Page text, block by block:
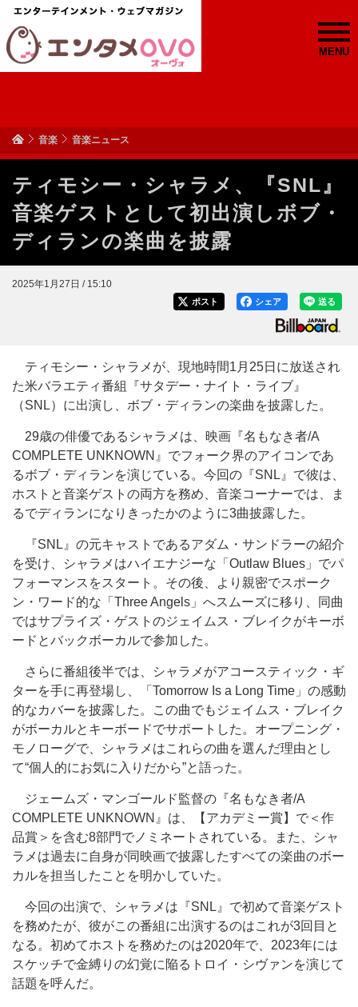
MENU
音楽 音楽ニュース
ティモシー・シャラメ、『SNL』
音楽ゲストとして初出演しボブ・
ディランの楽曲を披露
2025年1月27日 / 15:10
送る
シェア
ポスト
ティモシー・シャラメが、現地時間1月25日に放送され
た米バラエティ番組『サタデー・ナイト・ライブ』
（SNL）に出演し、ボブ・ディランの楽曲を披露した。
29歳の俳優であるシャラメは、映画『名もなき者/A
COMPLETE UNKNOWN』でフォーク界のアイコンであ
るボブ・ディランを演じている。今回の『SNL』で彼は、
ホストと音楽ゲストの両方を務め、音楽コーナーでは、ま
るでディランになりきったかのように3曲披露した。
『SNL』の元キャストであるアダム・サンドラーの紹介
を受け、シャラメはハイエナジーな「Outlaw Blues」でパ
フォーマンスをスタート。その後、より親密でスポーク
ン・ワード的な「Three Angels」 へスムーズに移り、同曲
ではサプライズ・ゲストのジェイムス ・ブレイクがキーボ
ードとバックボーカルで参加した。
さらに番組後半では、シャラメがアコースティック・ギ
ターを手に再登場し、「Tomorrow Is a Long Time」の感動
的なカバーを披露した。この曲でも ジェイムス ・ブレイク
がボーカルとキーボードでサポートした。オープニング・
モノローグで、シャラメはこれらの曲を選んだ理由とし
て“個人的にお気に入りだから”と語った。
ジェームズ・マンゴールド監督の『名もなき者/A
COMPLETE UNKNOWN』は、【アカデミー賞】で＜作
品賞＞を含む8部門でノミネートされている。また、シャ
ラメは過去に自身が同映画で披露したすべての楽曲のボー
カルを担当したことを明かしていた。
今回の出演で、シャラメは『SNL』で初めて音楽ゲスト
を務めたが、彼がこの番組に出演するのはこれが3回目と
なる。初めてホストを務めたのは2020年で、2023年には
スケッチで金縛りの幻覚に陥るトロイ・シヴァンを演じて
話題を呼んだ。